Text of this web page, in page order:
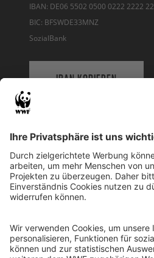
IBAN: DE06 5502 0500 0222 2222 22
BIC: BFSWDE33MNZ
SozialBank
IBAN KOPIEREN
WWF Deutschland
Reinhardtstr. 18
10117 Berlin
Ihre Spende kann steuerlich